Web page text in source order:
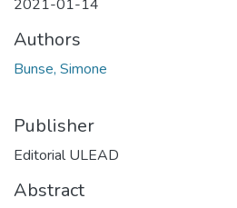
2021-01-14
Authors
Bunse, Simone
Publisher
Editorial ULEAD
Abstract